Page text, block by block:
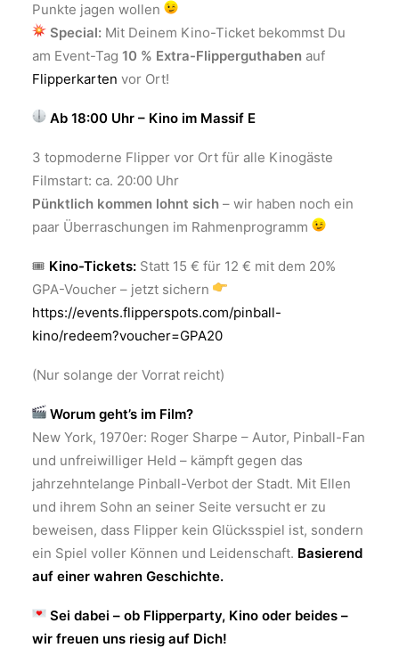
Punkte jagen wollen
Special: Mit Deinem Kino-Ticket bekommst Du
am Event-Tag 10 % Extra-Flipperguthaben auf
Flipperkarten vor Ort!
Ab 18:00 Uhr – Kino im Massif E
3 topmoderne Flipper vor Ort für alle Kinogäste
Filmstart: ca. 20:00 Uhr
Pünktlich kommen lohnt sich – wir haben noch ein
paar Überraschungen im Rahmenprogramm
🎟 Kino-Tickets: Statt 15 € für 12 € mit dem 20%
GPA-Voucher – jetzt sichern
https://events.flipperspots.com/pinball-
kino/redeem?voucher=GPA20
(Nur solange der Vorrat reicht)
Worum geht’s im Film?
New York, 1970er: Roger Sharpe – Autor, Pinball-Fan
und unfreiwilliger Held – kämpft gegen das
jahrzehntelange Pinball-Verbot der Stadt. Mit Ellen
und ihrem Sohn an seiner Seite versucht er zu
beweisen, dass Flipper kein Glücksspiel ist, sondern
ein Spiel voller Können und Leidenschaft. Basierend
auf einer wahren Geschichte.
Sei dabei – ob Flipperparty, Kino oder beides –
wir freuen uns riesig auf Dich!